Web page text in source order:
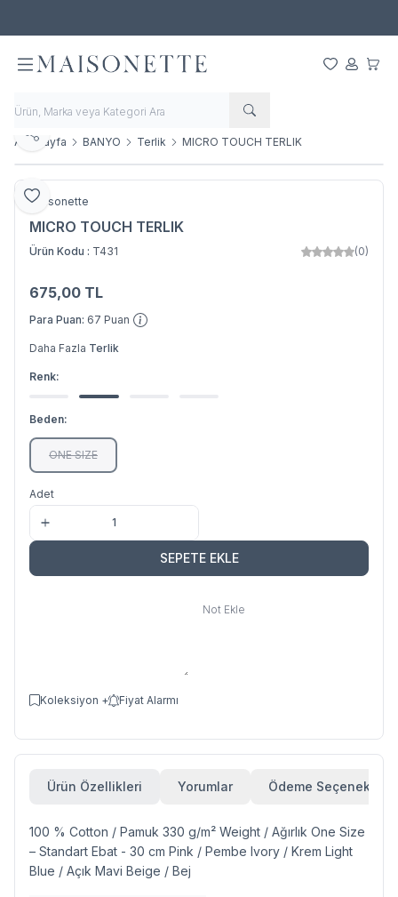
Favorilerim
Hesabım
Ana Sayfa BANYO Terlik MICRO TOUCH TERLIK
Favoriye Ekle
Paylaş
Maisonette
MICRO TOUCH TERLIK
Ürün Kodu : T431 (0)
675,00 TL
Para Puan: 67 Puan
Daha Fazla Terlik
Renk:
Beden:
ONE SIZE
Adet
SEPETE EKLE
Not Ekle
Koleksiyon + Fiyat Alarmı
Ürün Özellikleri Yorumlar Ödeme Seçenekleri
100 % Cotton / Pamuk 330 g/m² Weight / Ağırlık One Size
– Standart Ebat - 30 cm Pink / Pembe Ivory / Krem Light
Blue / Açık Mavi Beige / Bej